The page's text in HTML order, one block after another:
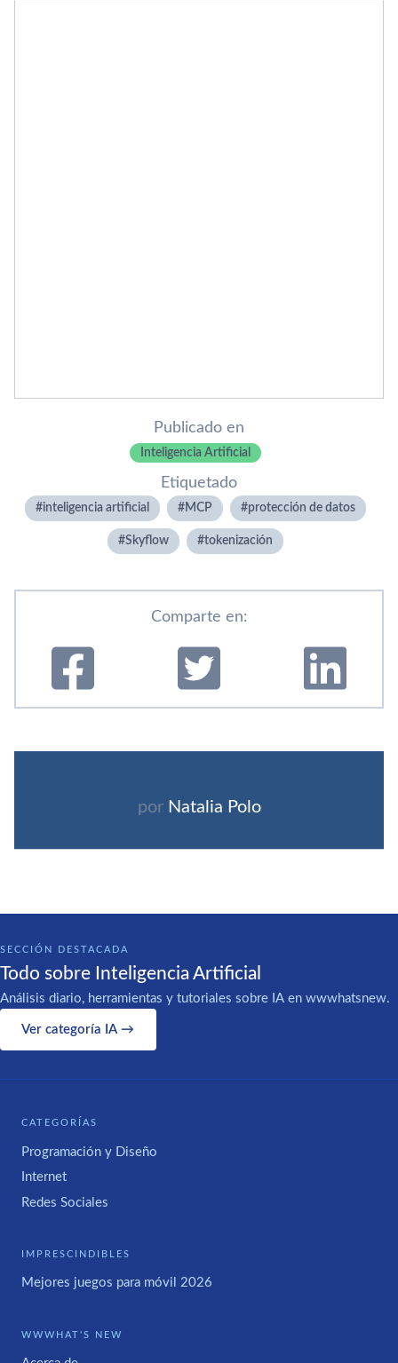
Publicado en
Inteligencia Artificial
Etiquetado
inteligencia artificial MCP protección de datos
Skyflow tokenización
Comparte en:
por Natalia Polo
SECCIÓN DESTACADA
Todo sobre Inteligencia Artificial
Análisis diario, herramientas y tutoriales sobre IA en wwwhatsnew.
Ver categoría IA →
CATEGORÍAS
Programación y Diseño
Internet
Redes Sociales
IMPRESCINDIBLES
Mejores juegos para móvil 2026
WWWHAT'S NEW